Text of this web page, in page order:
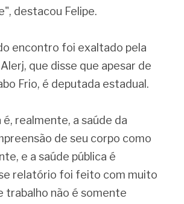
destacou Felipe.
encontro foi exaltado pela
que disse que apesar de
Frio, é deputada estadual.
realmente, a saúde da
de seu corpo como
e a saúde pública é
relatório foi feito com muito
trabalho não é somente